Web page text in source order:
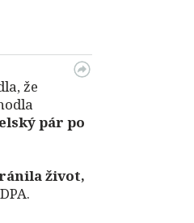
že
pár po
život,